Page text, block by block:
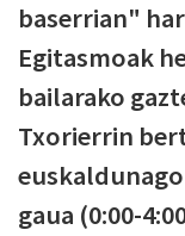
baserrian"
Egitasmoak
bailarako
Txorierrin
gaua (0:00-